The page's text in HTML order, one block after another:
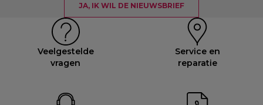
JA, IK WIL DE NIEUWSBRIEF
Veelgestelde
vragen
Service en
reparatie